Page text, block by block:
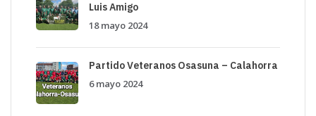
Luis Amigo
18 mayo 2024
Partido Veteranos Osasuna – Calahorra
6 mayo 2024